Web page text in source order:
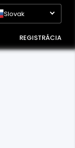
Slovak
REGISTRÁCIA